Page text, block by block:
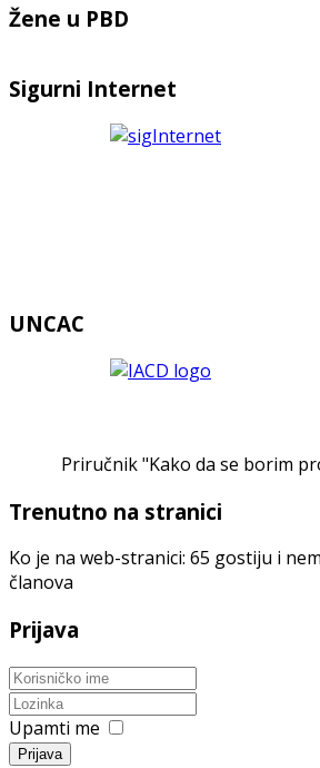
Žene u PBD
Sigurni Internet
UNCAC
Priručnik "Kako da se borim
Trenutno na stranici
Ko je na web-stranici: 65 gostiju i
članova
Prijava
Upamti me
Prijava